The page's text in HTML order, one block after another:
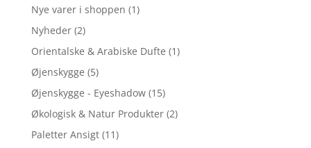
Nye varer i shoppen (1)
Nyheder (2)
Orientalske & Arabiske Dufte (1)
Øjenskygge (5)
Øjenskygge - Eyeshadow (15)
Økologisk & Natur Produkter (2)
Paletter Ansigt (11)